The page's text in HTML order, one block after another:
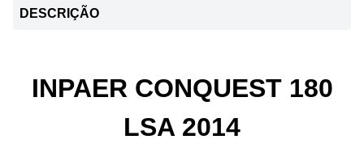
DESCRIÇÃO
INPAER CONQUEST 180
LSA 2014